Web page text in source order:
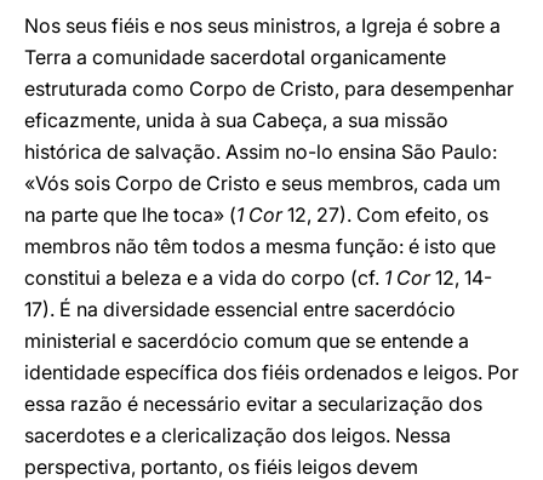
Nos seus fiéis e nos seus ministros, a Igreja é sobre a
Terra a comunidade sacerdotal organicamente
estruturada como Corpo de Cristo, para desempenhar
eficazmente, unida à sua Cabeça, a sua missão
histórica de salvação. Assim no-lo ensina São Paulo:
«Vós sois Corpo de Cristo e seus membros, cada um
na parte que lhe toca» (1 Cor12, 27). Com efeito, os
membros não têm todos a mesma função: é isto que
constitui a beleza e a vida do corpo (cf. 1 Cor12, 14-
17). É na diversidade essencial entre sacerdócio
ministerial e sacerdócio comum que se entende a
identidade específica dos fiéis ordenados e leigos. Por
essa razão é necessário evitar a secularização dos
sacerdotes e a clericalização dos leigos. Nessa
perspectiva, portanto, os fiéis leigos devem